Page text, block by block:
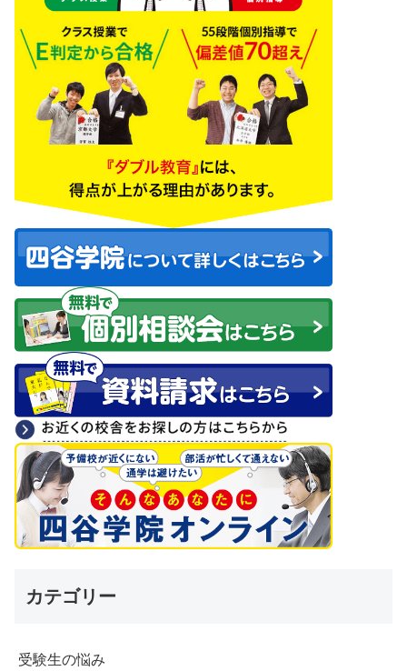
カテゴリー
受験生の悩み